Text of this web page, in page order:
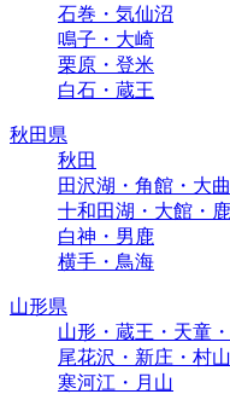
石巻・気仙沼
鳴子・大崎
栗原・登米
白石・蔵王
秋田県
秋田
田沢湖・角館・大曲
十和田湖・大館・
白神・男鹿
横手・鳥海
山形県
山形・蔵王・天童
尾花沢・新庄・村山
寒河江・月山